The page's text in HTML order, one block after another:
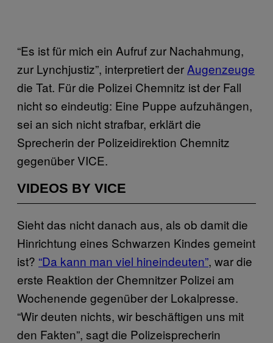
“Es ist für mich ein Aufruf zur Nachahmung,
zur Lynchjustiz”, interpretiert der Augenzeuge
die Tat. Für die Polizei Chemnitz ist der Fall
nicht so eindeutig: Eine Puppe aufzuhängen,
sei an sich nicht strafbar, erklärt die
Sprecherin der Polizeidirektion Chemnitz
gegenüber VICE.
VIDEOS BY VICE
Sieht das nicht danach aus, als ob damit die
Hinrichtung eines Schwarzen Kindes gemeint
ist? “Da kann man viel hineindeuten”, war die
erste Reaktion der Chemnitzer Polizei am
Wochenende gegenüber der Lokalpresse.
“Wir deuten nichts, wir beschäftigen uns mit
den Fakten”, sagt die Polizeisprecherin